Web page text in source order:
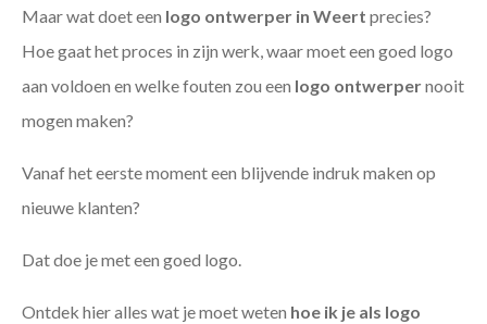
Maar wat doet een logo ontwerper in Weert precies?
Hoe gaat het proces in zijn werk, waar moet een goed logo
aan voldoen en welke fouten zou een logo ontwerpernooit
mogen maken?
Vanaf het eerste moment een blijvende indruk maken op
nieuwe klanten?
Dat doe je met een goed logo.
Ontdek hier alles wat je moet weten hoe ik je als logo